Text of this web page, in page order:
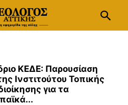
ΚΕΔΕ: Παρουσίαση
Ινστιτούτου Τοπικής
για τα